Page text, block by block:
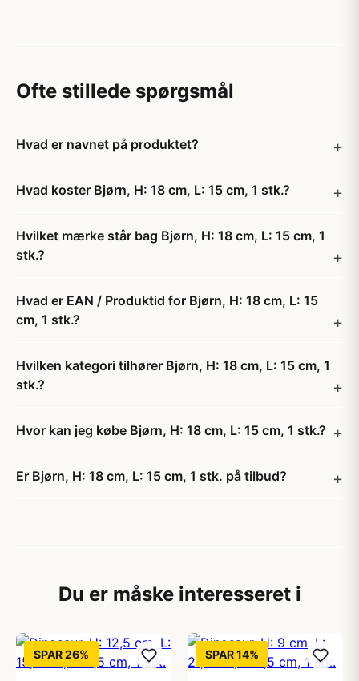
Ofte stillede spørgsmål
Hvad er navnet på produktet?
Hvad koster Bjørn, H: 18 cm, L: 15 cm, 1 stk.?
Hvilket mærke står bag Bjørn, H: 18 cm, L: 15 cm, 1
stk.?
Hvad er EAN / Produktid for Bjørn, H: 18 cm, L: 15
cm, 1 stk.?
Hvilken kategori tilhører Bjørn, H: 18 cm, L: 15 cm, 1
stk.?
Hvor kan jeg købe Bjørn, H: 18 cm, L: 15 cm, 1 stk.?
Er Bjørn, H: 18 cm, L: 15 cm, 1 stk. på tilbud?
Du er måske interesseret i
SPAR 26% SPAR 14%